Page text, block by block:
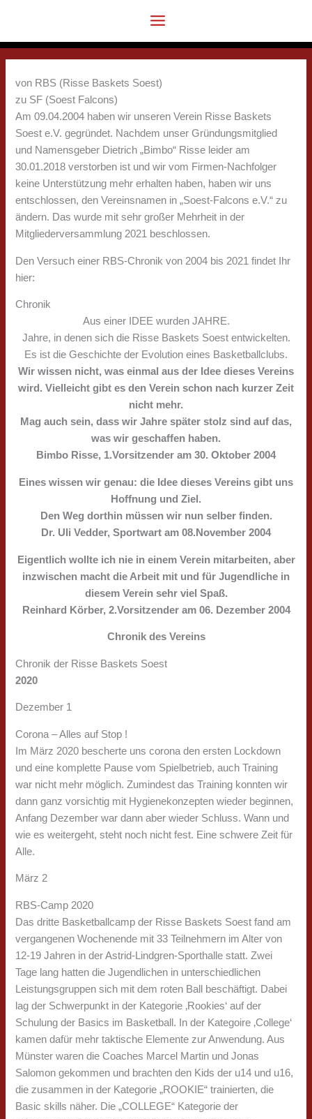
springen
von RBS (Risse Baskets Soest)
zu SF (Soest Falcons)
Am 09.04.2004 haben wir unseren Verein Risse Baskets
Soest e.V. gegründet. Nachdem unser Gründungsmitglied
und Namensgeber Dietrich „Bimbo“ Risse leider am
30.01.2018 verstorben ist und wir vom Firmen-Nachfolger
keine Unterstützung mehr erhalten haben, haben wir uns
entschlossen, den Vereinsnamen in „Soest-Falcons e.V.“ zu
ändern. Das wurde mit sehr großer Mehrheit in der
Mitgliederversammlung 2021 beschlossen.
Den Versuch einer RBS-Chronik von 2004 bis 2021 findet Ihr
hier:
Chronik
Aus einer IDEE wurden JAHRE.
Jahre, in denen sich die Risse Baskets Soest entwickelten.
Es ist die Geschichte der Evolution eines Basketballclubs.
Wir wissen nicht, was einmal aus der Idee dieses Vereins
wird. Vielleicht gibt es den Verein schon nach kurzer Zeit
nicht mehr.
Mag auch sein, dass wir Jahre später stolz sind auf das,
was wir geschaffen haben.
Bimbo Risse, 1.Vorsitzender am 30. Oktober 2004
Eines wissen wir genau: die Idee dieses Vereins gibt uns
Hoffnung und Ziel.
Den Weg dorthin müssen wir nun selber finden.
Dr. Uli Vedder, Sportwart am 08.November 2004
Eigentlich wollte ich nie in einem Verein mitarbeiten, aber
inzwischen macht die Arbeit mit und für Jugendliche in
diesem Verein sehr viel Spaß.
Reinhard Körber, 2.Vorsitzender am 06. Dezember 2004
Chronik des Vereins
Chronik der Risse Baskets Soest
2020
Dezember 1
Corona – Alles auf Stop !
Im März 2020 bescherte uns corona den ersten Lockdown
und eine komplette Pause vom Spielbetrieb, auch Training
war nicht mehr möglich. Zumindest das Training konnten wir
dann ganz vorsichtig mit Hygienekonzepten wieder beginnen,
Anfang Dezember war dann aber wieder Schluss. Wann und
wie es weitergeht, steht noch nicht fest. Eine schwere Zeit für
Alle.
März 2
RBS-Camp 2020
Das dritte Basketballcamp der Risse Baskets Soest fand am
vergangenen Wochenende mit 33 Teilnehmern im Alter von
12-19 Jahren in der Astrid-Lindgren-Sporthalle statt. Zwei
Tage lang hatten die Jugendlichen in unterschiedlichen
Leistungsgruppen sich mit dem roten Ball beschäftigt. Dabei
lag der Schwerpunkt in der Kategorie ‚Rookies‘ auf der
Schulung der Basics im Basketball. In der Kategoire ‚College‘
kamen dafür mehr taktische Elemente zur Anwendung. Aus
Münster waren die Coaches Marcel Martin und Jonas
Salomon gekommen und brachten den Kids der u14 und u16,
die zusammen in der Kategorie „ROOKIE“ trainierten, die
Basic skills näher. Die „COLLEGE“ Kategorie der